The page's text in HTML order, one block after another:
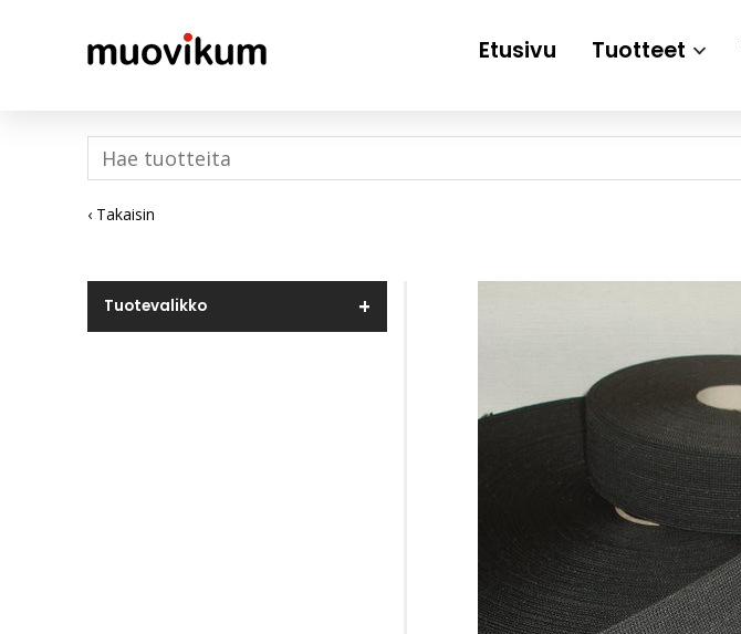
Etusivu Tuotteet
‹ Takaisin
Tuotevalikko